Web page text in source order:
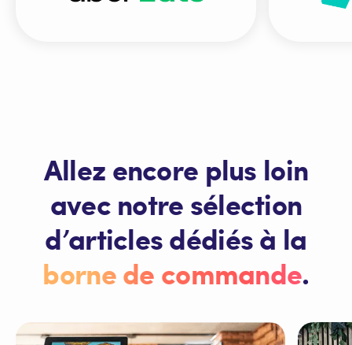
Allez encore plus loin
avec notre sélection
d’articles dédiés à la
borne de commande.